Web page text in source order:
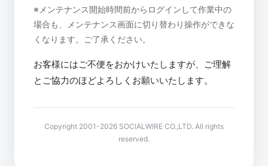
※メンテナンス開始時間前からログインして作業中の
場合も、メンテナンス画面に切り替わり操作ができな
くなります。ご了承ください。
お客様にはご不便をおかけいたしますが、ご理解
とご協力のほどよろしくお願いいたします。
Copyright 2001-2026 SOCIALWIRE CO.,LTD. All rights
reserved.